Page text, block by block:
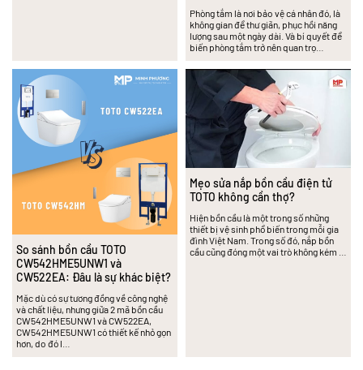
Phòng tắm là nơi bảo vệ cá nhân đó, là
không gian để thư giãn, phục hồi năng
lượng sau một ngày dài. Và bí quyết để
biến phòng tắm trở nên quan trọ…
So sánh bồn cầu TOTO
CW542HME5UNW1 và
CW522EA: Đâu là sự khác biệt?
Mặc dù có sự tương đồng về công nghệ
và chất liệu, nhưng giữa 2 mã bồn cầu
CW542HME5UNW1 và CW522EA,
CW542HME5UNW1 có thiết kế nhỏ gọn
hơn, do đó l…
Mẹo sửa nắp bồn cầu điện tử
TOTO không cần thợ?
Hiện bồn cầu là một trong số những
thiết bị vệ sinh phổ biến trong mỗi gia
đình Việt Nam. Trong số đó, nắp bồn
cầu cũng đóng một vai trò không kém …